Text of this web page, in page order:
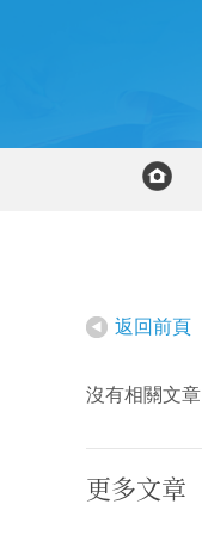
返回前頁
沒有相關文章
更多文章